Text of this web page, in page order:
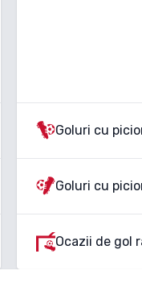
Goluri cu
Goluri cu
Ocazii de gol